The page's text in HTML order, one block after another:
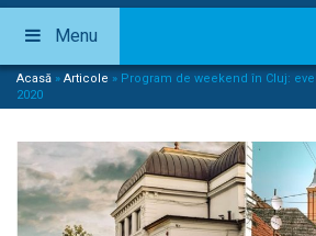
Menu
Acasă » Articole » Program de weekend în Cluj:
2020